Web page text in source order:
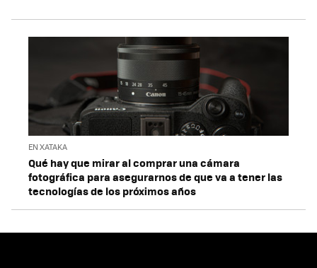
EN XATAKA
Qué hay que mirar al comprar una cámara
fotográfica para asegurarnos de que va a tener las
tecnologías de los próximos años